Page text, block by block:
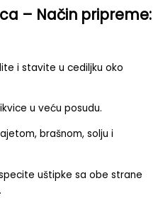
– Način pripreme:
i stavite u cediljku oko
u veću posudu.
brašnom, solju i
uštipke sa obe strane